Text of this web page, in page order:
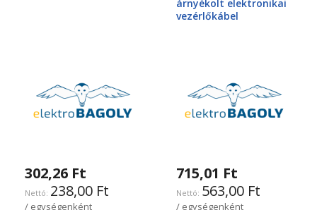
árnyékolt elektronikai
vezérlőkábel
302,26 Ft
238,00 Ft
/ egységenként
715,01 Ft
563,00 Ft
/ egységenként